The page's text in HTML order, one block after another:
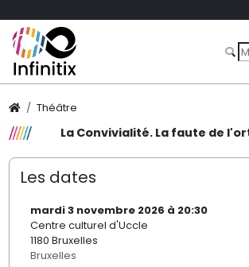
Théâtre
La Convivialité. La faute de
Les dates
mardi 3 novembre 2026 à 20:30
Centre culturel d'Uccle
1180 Bruxelles
Bruxelles